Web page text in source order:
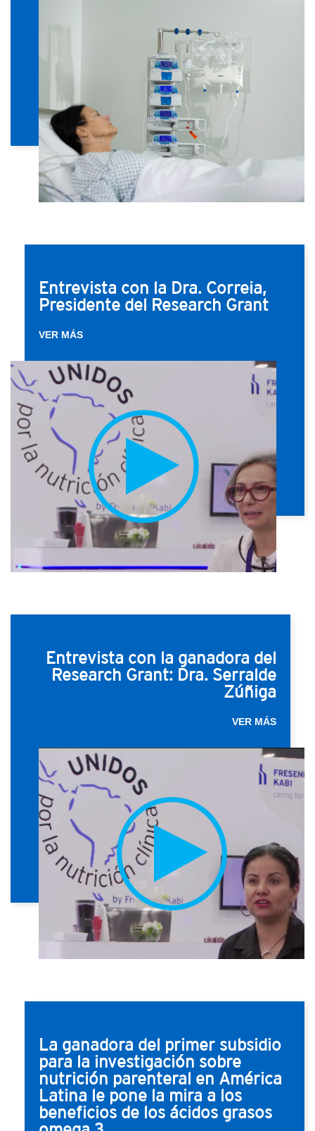
Entrevista con la Dra. Correia,
Presidente del Research Grant
VER MÁS
Entrevista con la ganadora del
Research Grant: Dra. Serralde
Zúñiga
VER MÁS
La ganadora del primer subsidio
para la investigación sobre
nutrición parenteral en América
Latina le pone la mira a los
beneficios de los ácidos grasos